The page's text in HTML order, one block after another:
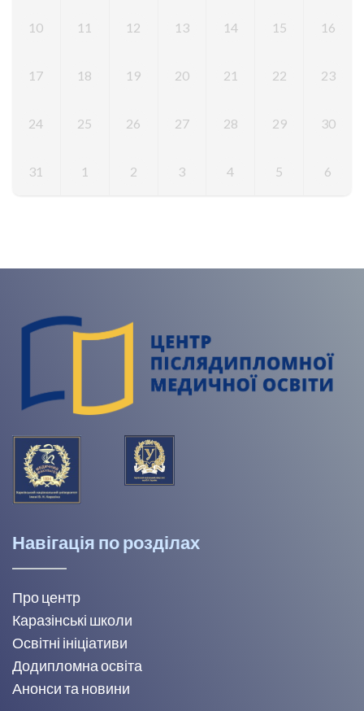
10 11 12 13 14 15 16
17 18 19 20 21 22 23
24 25 26 27 28 29 30
31 1 2 3 4 5 6
Навігація по розділах
Про центр
Каразінські школи
Освітні ініціативи
Додипломна освіта
Анонси та новини